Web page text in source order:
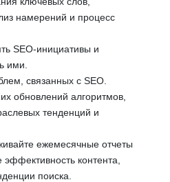
намерений и процесс
SEO-инициативы и
ими.
связанных с SEO.
обновлений алгоритмов,
тенденций и
ежемесячные отчеты
контента,
поиска.